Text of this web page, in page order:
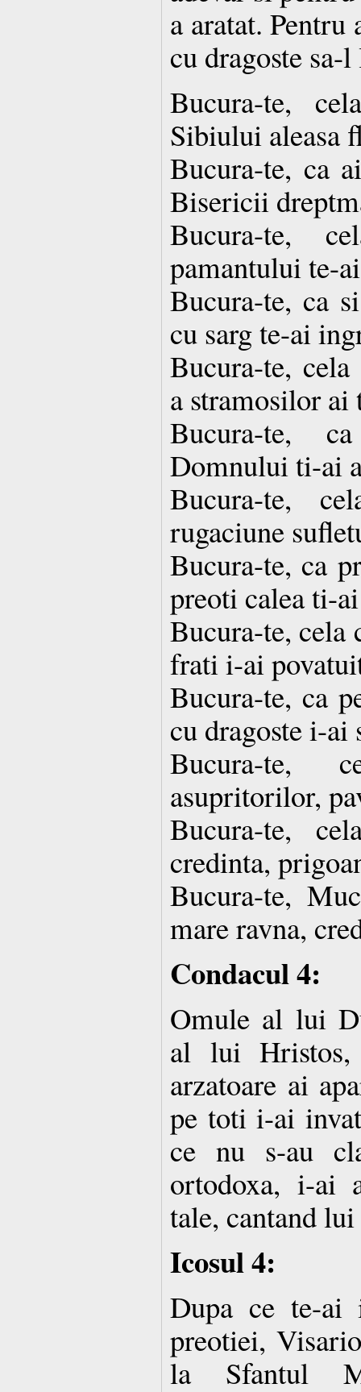
a aratat.
cu dragoste sa-
Bucura-te,
Sibiului aleasa
Bucura-te, ca
Bisericii
Bucura-te,
pamantului te-
Bucura-te, ca
cu sarg te-ai
Bucura-te,
a stramosilor ai
Bucura-te,
Domnului ti-ai
Bucura-te,
rugaciune
Bucura-te, ca
preoti calea ti-
Bucura-te, cela
frati i-ai
Bucura-te, ca
cu dragoste i-
Bucura-te,
asupritorilor,
Bucura-te,
credinta,
Bucura-te,
mare ravna,
Condacul 4:
Omule al lui
al lui
arzatoare ai
pe toti i-ai
ce nu s-au
ortodoxa, i-ai
tale, cantand
Icosul 4:
Dupa ce te-ai
preotiei,
la Sfantul